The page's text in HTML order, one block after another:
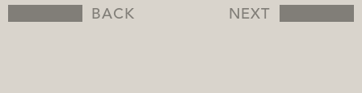
BACK NEXT